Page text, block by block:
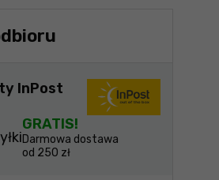
InPost
GRATIS!
Darmowa dostawa
od 250 zł